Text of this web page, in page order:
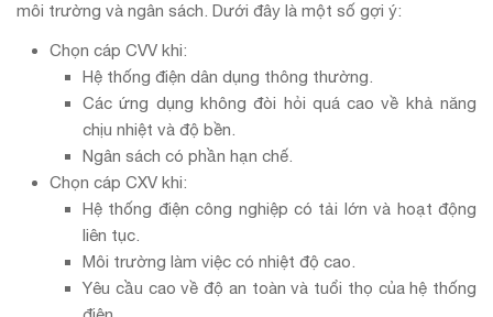
môi trường và ngân sách. Dưới đây là một số gợi ý:
Chọn cáp CVV khi:
Hệ thống điện dân dụng thông thường.
Các ứng dụng không đòi hỏi quá cao về khả năng
chịu nhiệt và độ bền.
Ngân sách có phần hạn chế.
Chọn cáp CXV khi:
Hệ thống điện công nghiệp có tải lớn và hoạt động
liên tục.
Môi trường làm việc có nhiệt độ cao.
Yêu cầu cao về độ an toàn và tuổi thọ của hệ thống